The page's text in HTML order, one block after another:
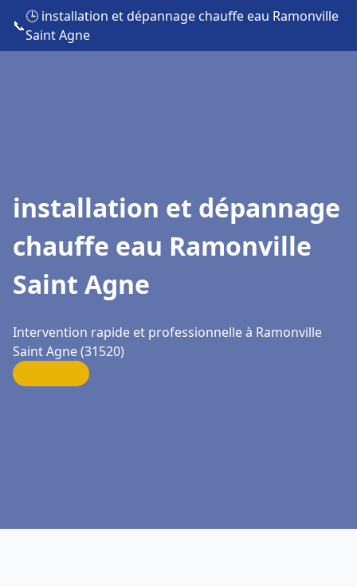
📞
🕒 installation et dépannage chauffe eau Ramonville
Saint Agne
installation et dépannage
chauffe eau Ramonville
Saint Agne
Intervention rapide et professionnelle à Ramonville
Saint Agne (31520)